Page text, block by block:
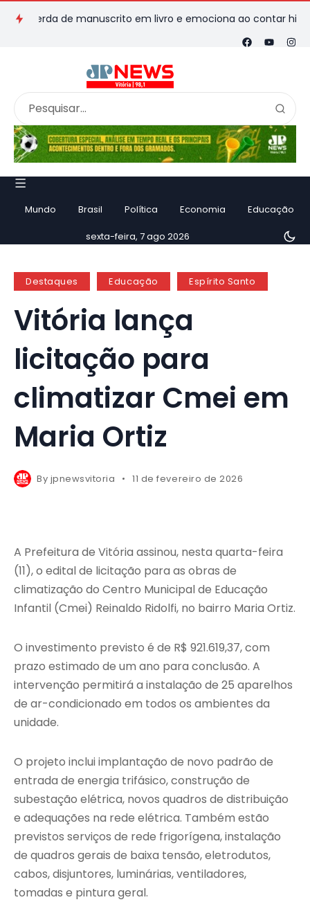
de manuscrito em livro e emociona ao contar história
Mundo Brasil Política Economia Educação
sexta-feira, 7 ago 2026
Destaques Educação Espírito Santo
Vitória lança
licitação para
climatizar Cmei em
Maria Ortiz
By jpnewsvitoria 11 de fevereiro de 2026
A Prefeitura de Vitória assinou, nesta quarta-feira
(11), o edital de licitação para as obras de
climatização do Centro Municipal de Educação
Infantil (Cmei) Reinaldo Ridolfi, no bairro Maria Ortiz.
O investimento previsto é de R$ 921.619,37, com
prazo estimado de um ano para conclusão. A
intervenção permitirá a instalação de 25 aparelhos
de ar-condicionado em todos os ambientes da
unidade.
O projeto inclui implantação de novo padrão de
entrada de energia trifásico, construção de
subestação elétrica, novos quadros de distribuição
e adequações na rede elétrica. Também estão
previstos serviços de rede frigorígena, instalação
de quadros gerais de baixa tensão, eletrodutos,
cabos, disjuntores, luminárias, ventiladores,
tomadas e pintura geral.